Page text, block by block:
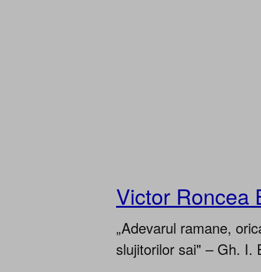
Victor Roncea
„Adevarul ramane,
slujitorilor sai" – Gh. I.